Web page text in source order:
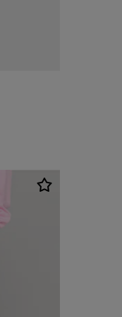
EUR